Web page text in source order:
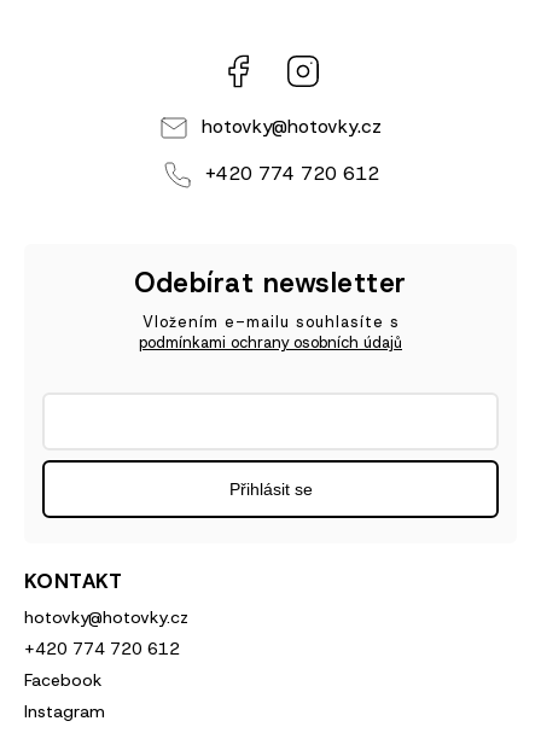
Facebook
hotovky@hotovky.cz
+420 774 720 612
KONTAKT
hotovky@hotovky.cz
+420 774 720 612
Facebook
Instagram
Odebírat newsletter
Vložením e-mailu souhlasíte s
podmínkami ochrany osobních údajů
Přihlásit se